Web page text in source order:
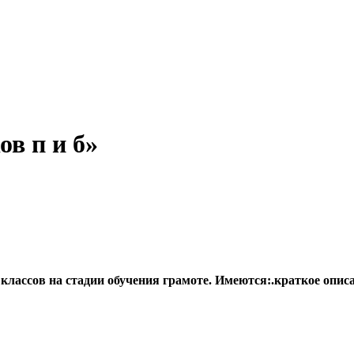
п и б»
на стадии обучения грамоте. Имеются:.краткое